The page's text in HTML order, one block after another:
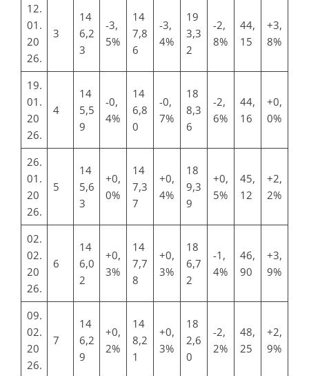
12.
01.
20
26.
3
14
6,2
3
-3,
5%
14
7,8
6
-3,
4%
19
3,3
2
-2,
8%
44,
15
+3,
8%
19.
01.
20
26.
4
14
5,5
9
-0,
4%
14
6,8
0
-0,
7%
18
8,3
6
-2,
6%
44,
16
+0,
0%
26.
01.
20
26.
5
14
5,6
3
+0,
0%
14
7,3
7
+0,
4%
18
9,3
9
+0,
5%
45,
12
+2,
2%
02.
02.
20
26.
6
14
6,0
2
+0,
3%
14
7,7
8
+0,
3%
18
6,7
2
-1,
4%
46,
90
+3,
9%
09.
02.
20
26.
7
14
6,2
9
+0,
2%
14
8,2
1
+0,
3%
18
2,6
0
-2,
2%
48,
25
+2,
9%